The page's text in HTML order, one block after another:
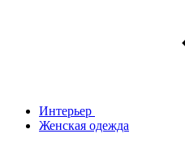
Интерьер
Женская одежда